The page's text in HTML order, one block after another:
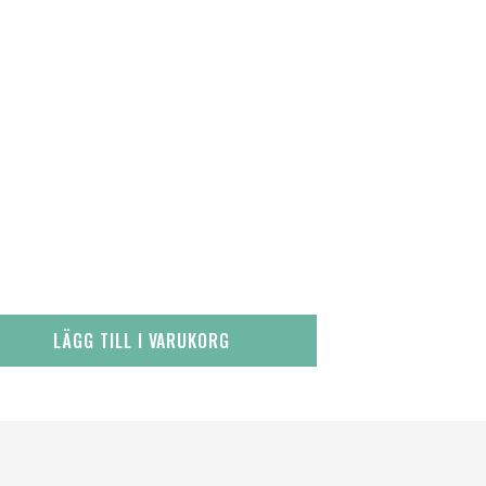
LÄGG TILL I VARUKORG